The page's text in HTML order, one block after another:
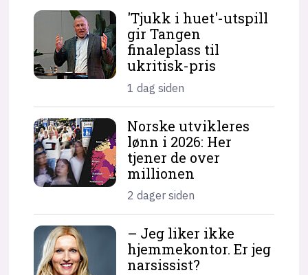
'Tjukk i huet'-utspill
gir Tangen
finaleplass til
ukritisk-pris
1 dag siden
Norske utvikleres
lønn i 2026: Her
tjener de over
millionen
2 dager siden
– Jeg liker ikke
hjemme­kontor. Er jeg
narsissist?